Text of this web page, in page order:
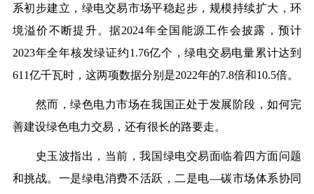
系初步建立， 绿电交易市场平稳起步，规模持续扩大，环
境溢价不断提升。据2024年全国能源工作会披露，预计
2023年全年核发绿证约1.76亿个，绿电交易电量累计达到
611亿千瓦时，这两项数据分别是2022年的7.8倍和10.5倍。
然而，绿色电力市场在我国正处于发展阶段，如何完
善建设绿色电力交易，还有很长的路要走。
史玉波指出，当前，我国绿电交易面临着四方面问题
和挑战。一是绿电消费不活跃，二是电—碳市场体系协同